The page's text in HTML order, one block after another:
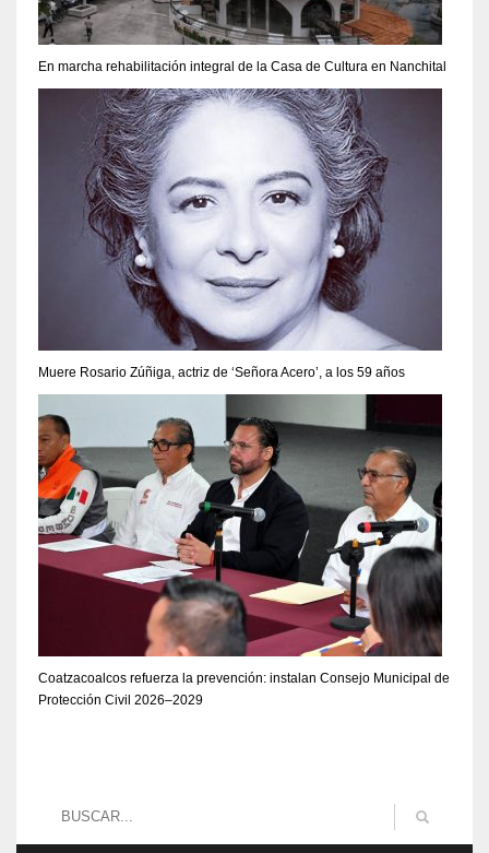
En marcha rehabilitación integral de la Casa de Cultura en Nanchital
Muere Rosario Zúñiga, actriz de ‘Señora Acero’, a los 59 años
Coatzacoalcos refuerza la prevención: instalan Consejo Municipal de
Protección Civil 2026–2029